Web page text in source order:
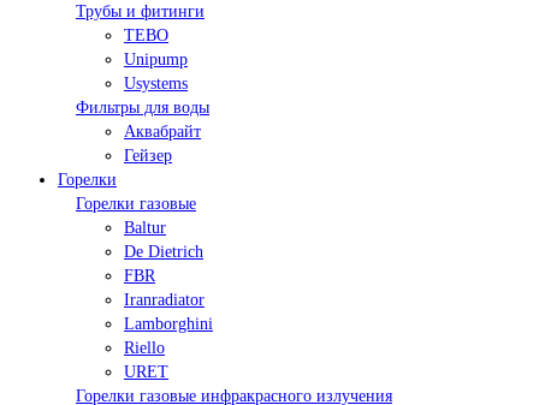
Трубы и фитинги
TEBO
Unipump
Usystems
Фильтры для воды
Аквабрайт
Гейзер
Горелки
Горелки газовые
Baltur
De Dietrich
FBR
Iranradiator
Lamborghini
Riello
URET
Горелки газовые инфракрасного излучения